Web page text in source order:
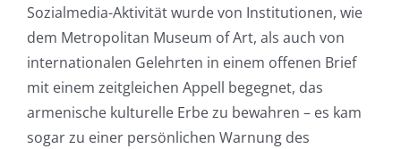
Sozialmedia-Aktivität wurde von Institutionen, wie
dem Metropolitan Museum of Art, als auch von
internationalen Gelehrten in einem offenen Brief
mit einem zeitgleichen Appell begegnet, das
armenische kulturelle Erbe zu bewahren – es kam
sogar zu einer persönlichen Warnung des